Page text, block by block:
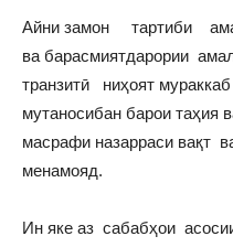
Айни замон тартиби
ва барасмиятдарории
транзитӣ ниҳоят
мутаносибан барои таҳия
масрафи назарраси вақт
менамояд.
Ин яке аз сабабҳои